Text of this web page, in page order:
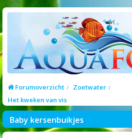
Forumoverzicht
Zoetwater
Het kweken van vis
Baby kersenbuikjes